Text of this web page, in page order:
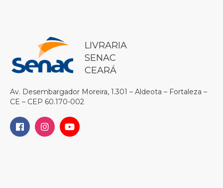
LIVRARIA
SENAC
CEARÁ
Av. Desembargador Moreira, 1.301 – Aldeota – Fortaleza –
CE – CEP 60.170-002